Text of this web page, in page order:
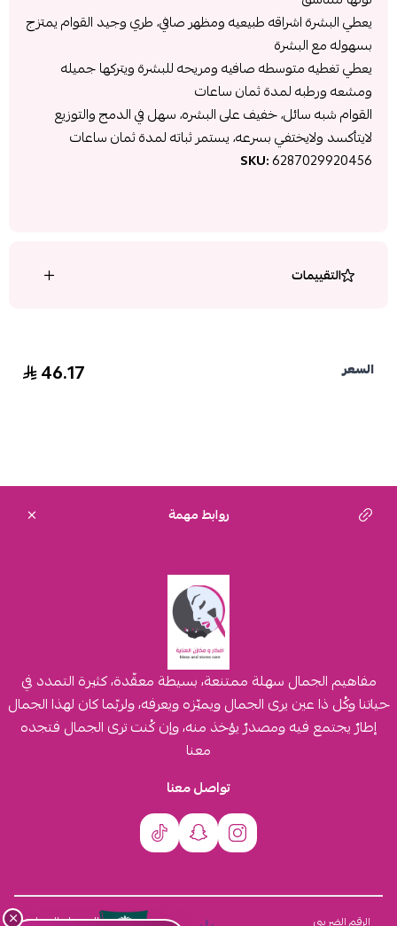
يعطي البشرة اشراقه طبيعيه ومظهر صافي، طري وجيد القوام يمتزج
بسهوله مع البشرة
يعطي تغطيه متوسطه صافيه ومريحه للبشرة ويتركها جميله
ومشعه ورطبه لمدة ثمان ساعات
القوام شبه سائل، خفيف على البشره، سهل في الدمج والتوزيع
لايتأكسد ولايختفي بسرعه، يستمر ثباته لمدة ثمان ساعات
SKU:6287029920456
التقييمات
السعر 46.17
روابط مهمة
مفاهيم الجمال سهلة ممتنعة، بسيطة معقّدة، كثيرة التمدد في
حياتنا وكُل ذا عين يرى الجمال ويميّزه ويعرفه، ولربّما كان لهذا الجمال
إطارٌ يجتمع فيه ومصدرٌ يؤخذ منه، وإن كُنت ترى الجمال فتجده
معنا
تواصل معنا
الرقم الضريبي السجل التجاري×